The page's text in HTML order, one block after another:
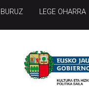
LEGE OHARRA